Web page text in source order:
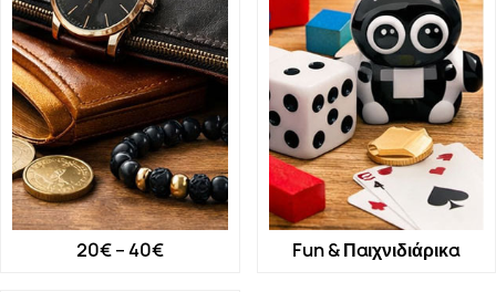
20€ – 40€ Fun & Παιχνιδιάρικα